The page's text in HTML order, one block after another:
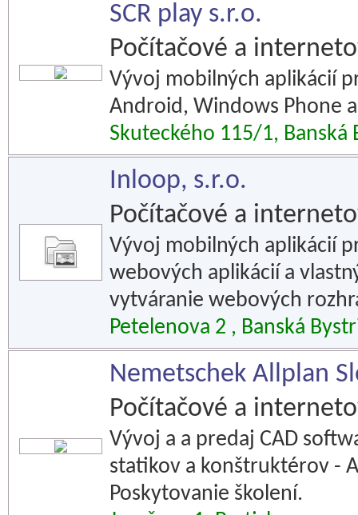
SCR play s.r.o.
Počítačové a
Vývoj mobilných aplikácií
Android, Windows Phone
Skuteckého 115/1, Banská
Inloop, s.r.o.
Počítačové a
Vývoj mobilných aplikácií
webových aplikácií a
vytváranie webových
Petelenova 2 , Banská
Nemetschek Allplan
Počítačové a
Vývoj a a predaj CAD
statikov a konštruktérov -
Poskytovanie školení.